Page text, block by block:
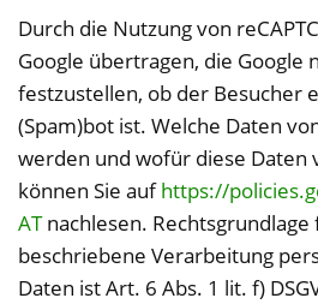
Durch die Nutzung von
Google übertragen, die Google
festzustellen, ob der Besucher
(Spam)bot ist. Welche Daten
werden und wofür diese Daten
können Sie aufhttps://
ATnachlesen.
beschriebene Verarbeitung
Daten ist Art. 6 Abs. 1 lit. f)